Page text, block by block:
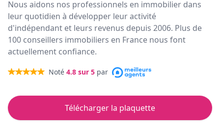
Nous aidons nos professionnels en immobilier dans
leur quotidien à développer leur activité
d'indépendant et leurs revenus depuis 2006. Plus de
100 conseillers immobiliers en France nous font
actuellement confiance.
Noté 4.8 sur 5 par
Télécharger la plaquette